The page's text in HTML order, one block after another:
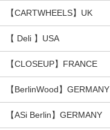
【CARTWHEELS】UK
【 Deli 】USA
【CLOSEUP】FRANCE
【BerlinWood】GERMANY
【ASi Berlin】GERMANY